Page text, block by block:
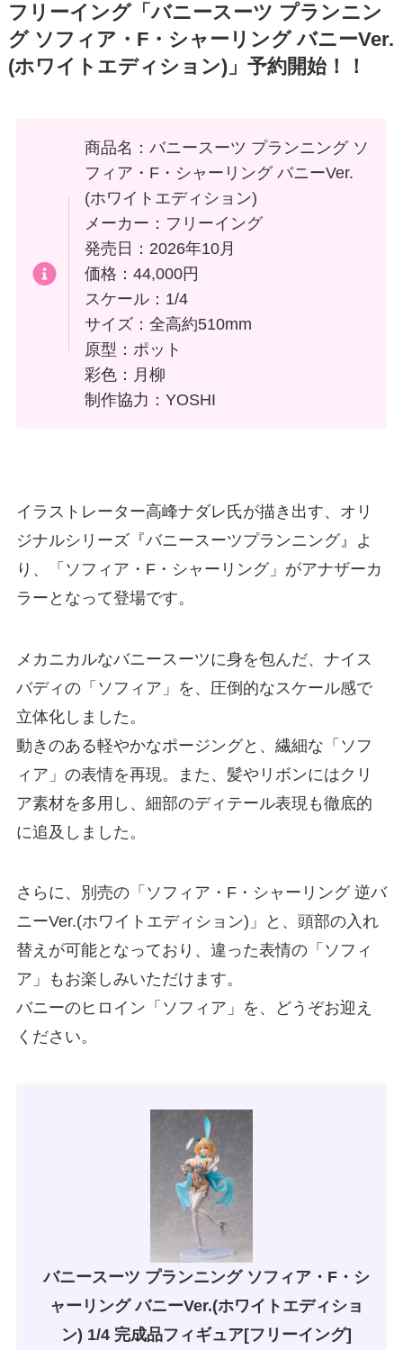
フリーイング「バニースーツ プランニン
グ ソフィア・F・シャーリング バニーVer.
(ホワイトエディション)」予約開始！！
商品名：バニースーツ プランニング ソ
フィア・F・シャーリング バニーVer.
(ホワイトエディション)
メーカー：フリーイング
発売日：2026年10月
価格：44,000円
スケール：1/4
サイズ：全高約510mm
原型：ポット
彩色：月柳
制作協力：YOSHI
イラストレーター高峰ナダレ氏が描き出す、オリ
ジナルシリーズ『バニースーツプランニング』よ
り、「ソフィア・F・シャーリング」がアナザーカ
ラーとなって登場です。
メカニカルなバニースーツに身を包んだ、ナイス
バディの「ソフィア」を、圧倒的なスケール感で
立体化しました。
動きのある軽やかなポージングと、繊細な「ソフ
ィア」の表情を再現。また、髪やリボンにはクリ
ア素材を多用し、細部のディテール表現も徹底的
に追及しました。
さらに、別売の「ソフィア・F・シャーリング 逆バ
ニーVer.(ホワイトエディション)」と、頭部の入れ
替えが可能となっており、違った表情の「ソフィ
ア」もお楽しみいただけます。
バニーのヒロイン「ソフィア」を、どうぞお迎え
ください。
バニースーツ プランニング ソフィア・F・シ
ャーリング バニーVer.(ホワイトエディショ
ン) 1/4 完成品フィギュア[フリーイング]